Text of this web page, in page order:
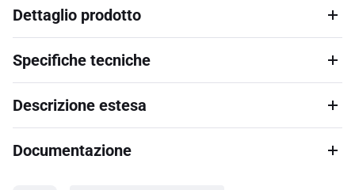
Dettaglio prodotto
Specifiche tecniche
Descrizione estesa
Documentazione